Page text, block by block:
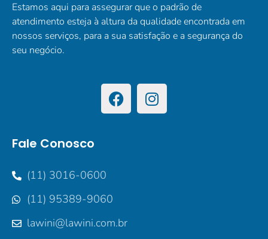
Estamos aqui para assegurar que o padrão de
atendimento esteja à altura da qualidade encontrada em
nossos serviços, para a sua satisfação e a segurança do
seu negócio.
Fale Conosco
(11) 3016-0600
(11) 95389-9060
lawini@lawini.com.br